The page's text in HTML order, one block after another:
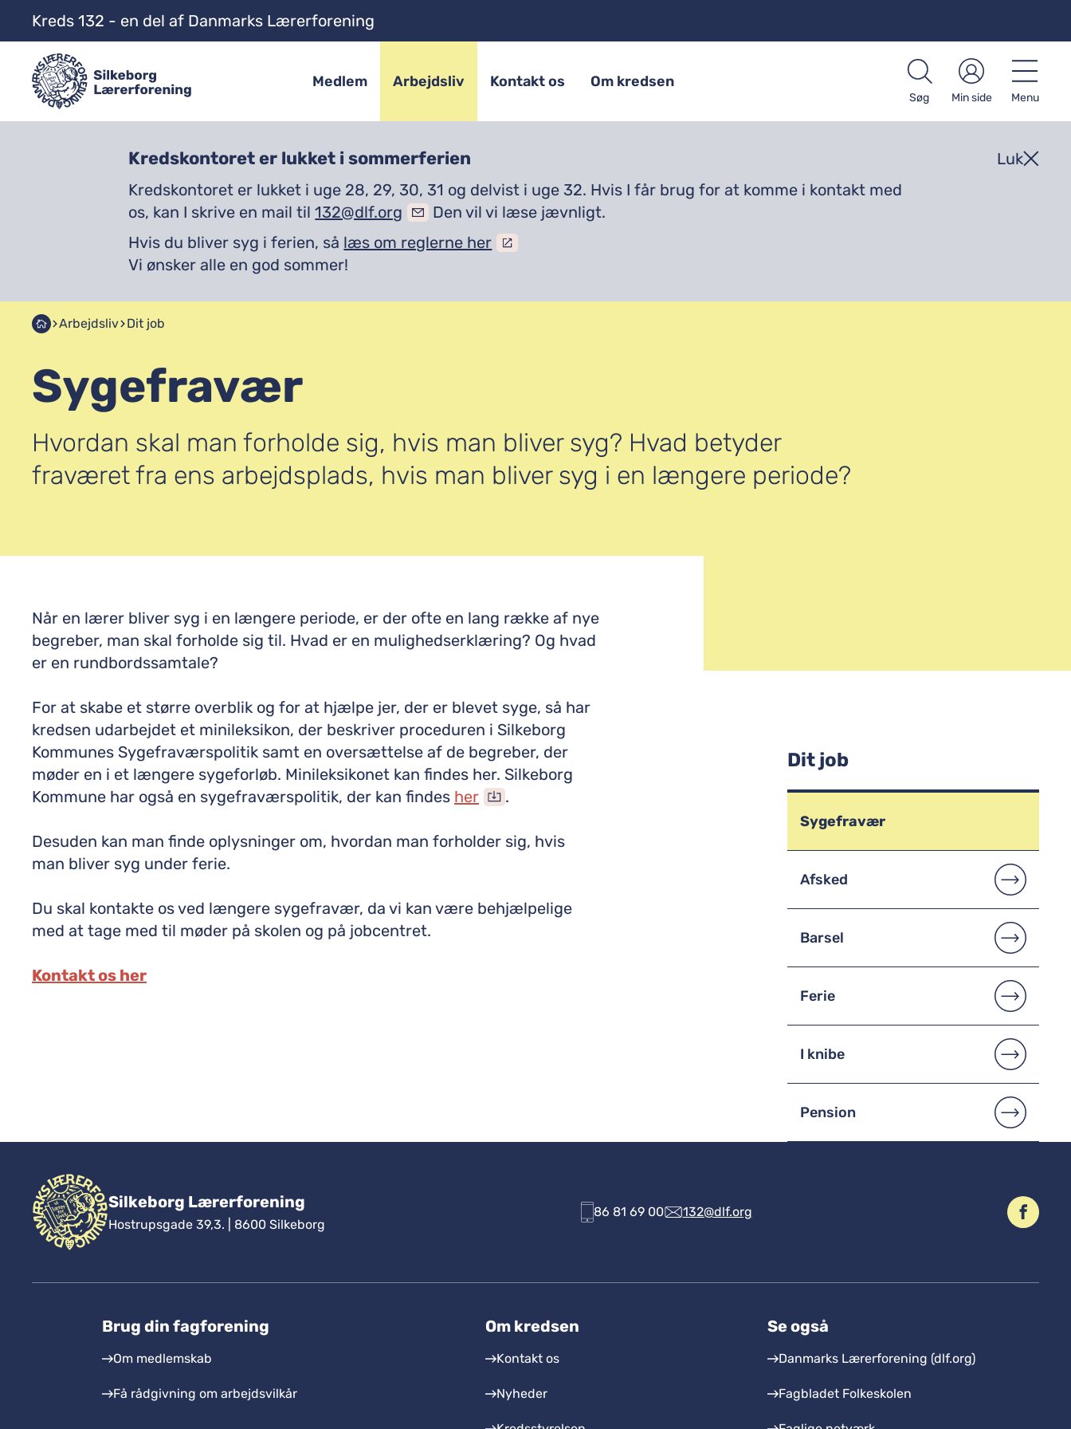
Kreds 132 - en del af Danmarks Lærerforening
Medlem Arbejdsliv Kontakt os Om kredsen
Søg Min side Menu
Kredskontoret er lukket i sommerferien
Luk
Kredskontoret er lukket i uge 28, 29, 30, 31 og delvist i uge 32. Hvis I får brug for at komme i kontakt med
os, kan I skrive en mail til132@dlf.org
Den vil vi læse jævnligt.
Hvis du bliver syg i ferien, så læs om reglerne her
Vi ønsker alle en god sommer!
Arbejdsliv Dit job
Sygefravær
Hvordan skal man forholde sig, hvis man bliver syg? Hvad betyder
fraværet fra ens arbejdsplads, hvis man bliver syg i en længere periode?
Når en lærer bliver syg i en længere periode, er der ofte en lang række af nye
begreber, man skal forholde sig til. Hvad er en mulighedserklæring? Og hvad
er en rundbordssamtale?
For at skabe et større overblik og for at hjælpe jer, der er blevet syge, så har
kredsen udarbejdet et minileksikon, der beskriver proceduren i Silkeborg
Kommunes Sygefraværspolitik samt en oversættelse af de begreber, der
møder en i et længere sygeforløb. Minileksikonet kan findes her. Silkeborg
Kommune har også en sygefraværspolitik, der kan findes her .
Desuden kan man finde oplysninger om, hvordan man forholder sig, hvis
man bliver syg under ferie.
Du skal kontakte os ved længere sygefravær, da vi kan være behjælpelige
med at tage med til møder på skolen og på jobcentret.
Kontakt os her
Dit job
Sygefravær
Afsked
Barsel
Ferie
I knibe
Pension
Silkeborg Lærerforening
Hostrupsgade 39,3. | 8600 Silkeborg
86 81 69 00 132@dlf.org
Brug din fagforening
Om medlemskab
Få rådgivning om arbejdsvilkår
Om kredsen
Kontakt os
Nyheder
Se også
Danmarks Lærerforening (dlf.org)
Fagbladet Folkeskolen